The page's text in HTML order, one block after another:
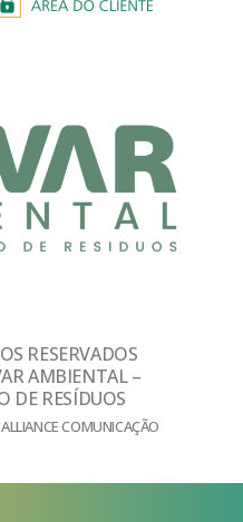
RESERVADOS
AMBIENTAL –
DE RESÍDUOS
COMUNICAÇÃO